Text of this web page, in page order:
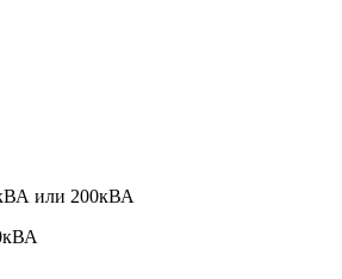
или 200кВА